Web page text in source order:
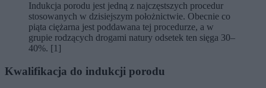
Indukcja porodu jest jedną z najczęstszych procedur
stosowanych w dzisiejszym położnictwie. Obecnie co
piąta ciężarna jest poddawana tej procedurze, a w
grupie rodzących drogami natury odsetek ten sięga 30–
40%. [1]
Kwalifikacja do indukcji porodu